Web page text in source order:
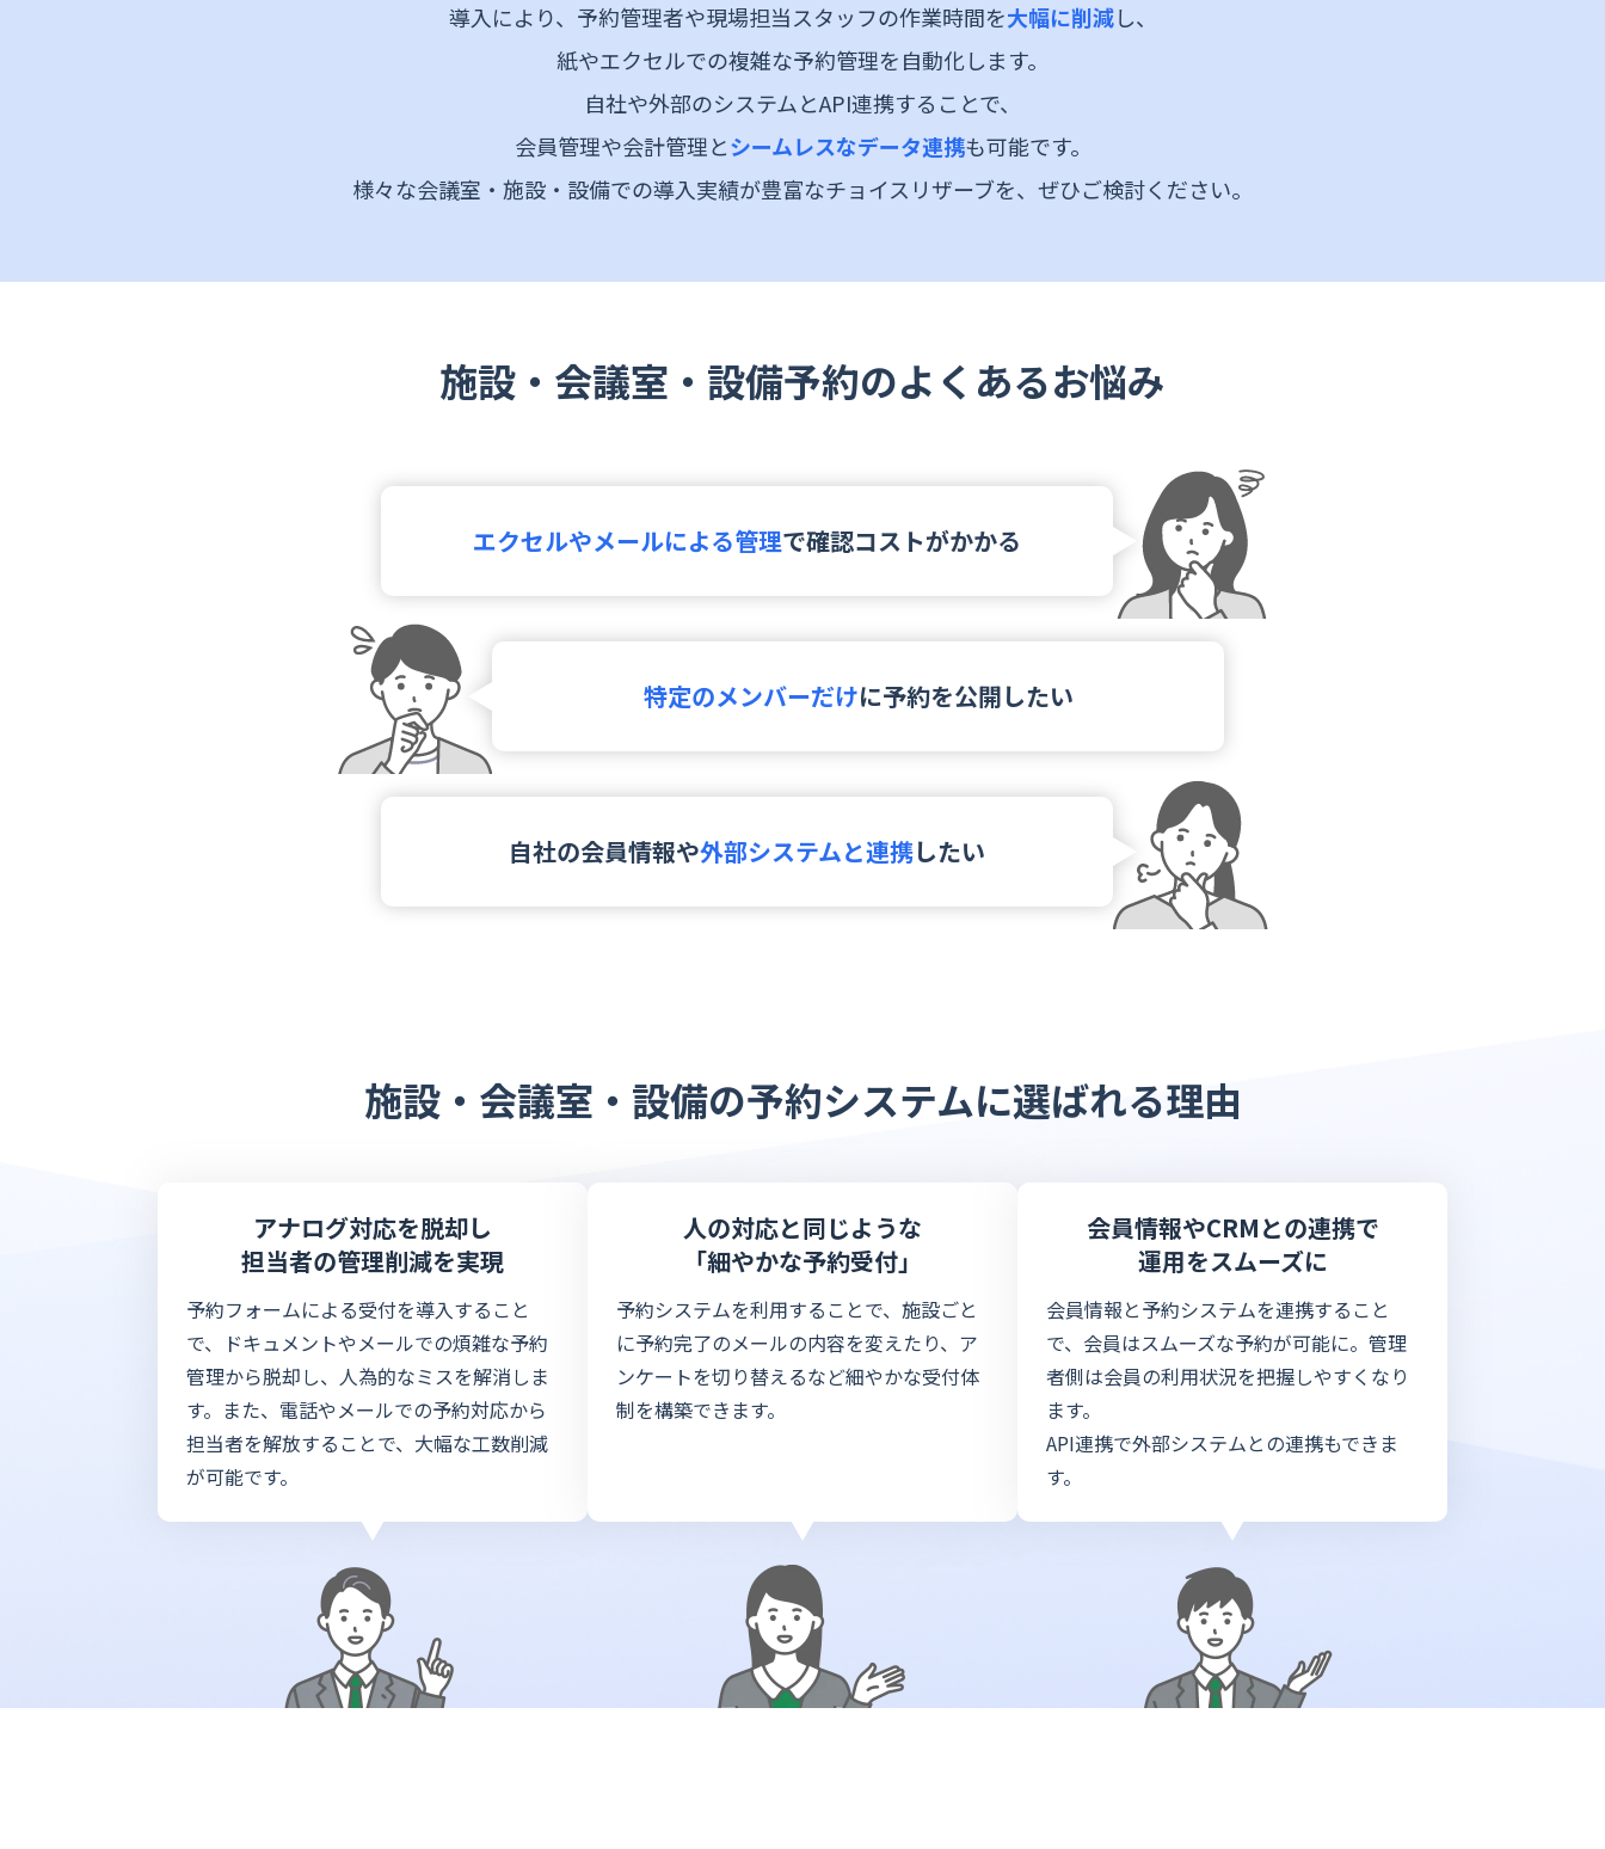
導入により、予約管理者や現場担当スタッフの作業時間を大幅に削減し、
紙やエクセルでの複雑な予約管理を自動化します。
自社や外部のシステムとAPI連携することで、
会員管理や会計管理とシームレスなデータ連携も可能です。
様々な会議室・施設・設備での導入実績が豊富なチョイスリザーブを、ぜひご検討ください。
施設・会議室・設備予約のよくあるお悩み
エクセルやメールによる管理で確認コストがかかる
特定のメンバーだけに予約を公開したい
自社の会員情報や外部システムと連携したい
施設・会議室・設備の予約システムに選ばれる理由
アナログ対応を脱却し
担当者の管理削減を実現
予約フォームによる受付を導入すること
で、ドキュメントやメールでの煩雑な予約
管理から脱却し、人為的なミスを解消しま
す。また、電話やメールでの予約対応から
担当者を解放することで、大幅な工数削減
が可能です。
人の対応と同じような
「細やかな予約受付」
予約システムを利用することで、施設ごと
に予約完了のメールの内容を変えたり、ア
ンケートを切り替えるなど細やかな受付体
制を構築できます。
会員情報やCRMとの連携で
運用をスムーズに
会員情報と予約システムを連携すること
で、会員はスムーズな予約が可能に。管理
者側は会員の利用状況を把握しやすくなり
ます。
API連携で外部システムとの連携もできま
す。